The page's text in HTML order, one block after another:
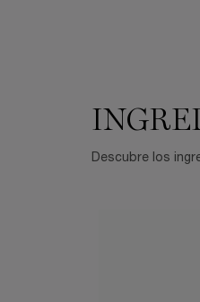
Descubre los